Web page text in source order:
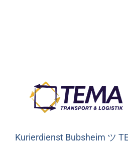
Kurierdienst Bubsheim ツ